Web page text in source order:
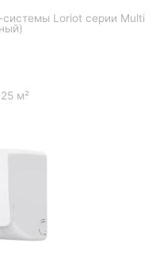
системы Loriot серии Multi
25 м²